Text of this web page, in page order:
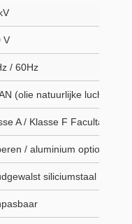
V
/ 60Hz
(olie natuurlijke lucht
A / Klasse F Facultatief
/ aluminium optioneel
siliciumstaal met